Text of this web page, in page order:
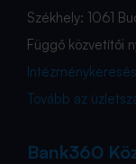
Székhely: 1061
Függő közvetítői
Intézménykeresés
Tovább az
Bank360